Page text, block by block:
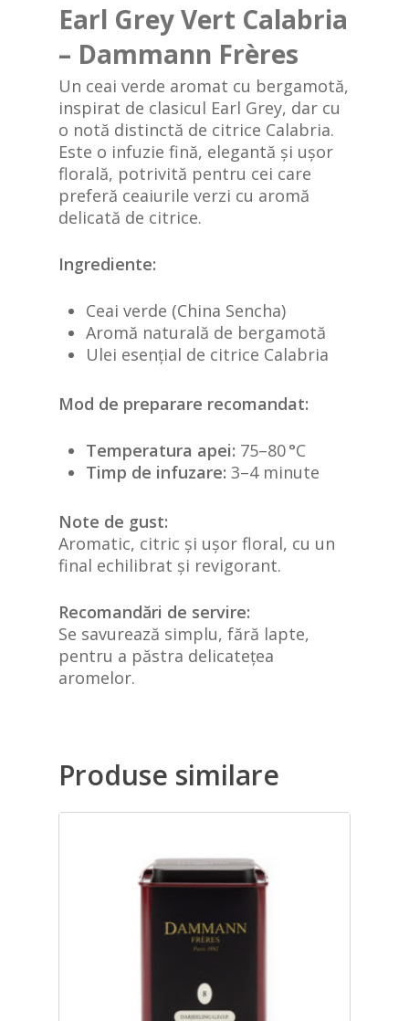
Earl Grey Vert Calabria
– Dammann Frères
Un ceai verde aromat cu bergamotă,
inspirat de clasicul Earl Grey, dar cu
o notă distinctă de citrice Calabria.
Este o infuzie fină, elegantă și ușor
florală, potrivită pentru cei care
preferă ceaiurile verzi cu aromă
delicată de citrice.
Ingrediente:
Ceai verde (China Sencha)
Aromă naturală de bergamotă
Ulei esențial de citrice Calabria
Mod de preparare recomandat:
Temperatura apei: 75–80 °C
Timp de infuzare: 3–4 minute
Note de gust:
Aromatic, citric și ușor floral, cu un
final echilibrat și revigorant.
Recomandări de servire:
Se savurează simplu, fără lapte,
pentru a păstra delicatețea
aromelor.
Produse similare